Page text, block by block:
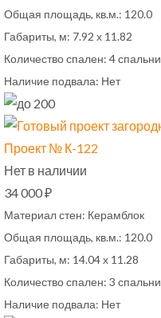
Общая площадь, кв.м.: 120.0
Габариты, м: 7.92 х 11.82
Количество спален: 4 спальни
Наличие подвала: Нет
Проект № К-122
Нет в наличии
34 000 ₽
Материал стен: Керамблок
Общая площадь, кв.м.: 120.0
Габариты, м: 14.04 х 11.28
Количество спален: 3 спальни
Наличие подвала: Нет